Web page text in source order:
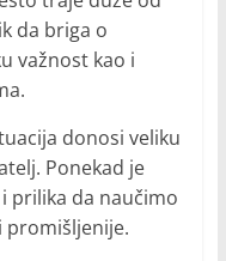
da briga o
važnost kao i
donosi veliku
Ponekad je
prilika da naučimo
promišljenije.